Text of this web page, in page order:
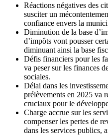
Réactions négatives des
susciter un
confiance envers la
Diminution de la base
d’impôts vont pousser
diminuant ainsi la base
Défis financiers pour les
va peser sur les finances
sociales.
Délai dans les
prélèvements en 2025 va
cruciaux pour le
Charge accrue sur les
compenser les pertes de
dans les services publics,